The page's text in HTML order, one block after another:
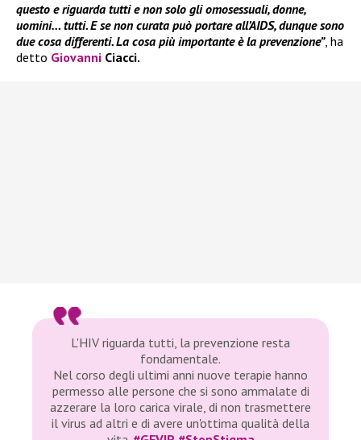
questo e riguarda tutti e non solo gli omosessuali, donne,
uomini… tutti. E se non curata può portare all’AIDS, dunque sono
due cosa differenti. La cosa più importante è la prevenzione”, ha
detto Giovanni Ciacci.
L'HIV riguarda tutti, la prevenzione resta
fondamentale.
Nel corso degli ultimi anni nuove terapie hanno
permesso alle persone che si sono ammalate di
azzerare la loro carica virale, di non trasmettere
il virus ad altri e di avere un'ottima qualità della